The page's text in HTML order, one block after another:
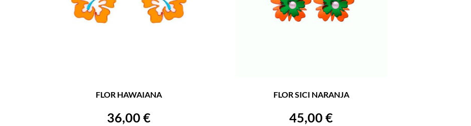
FLOR HAWAIANA
36,00 €
FLOR SICI NARANJA
45,00€